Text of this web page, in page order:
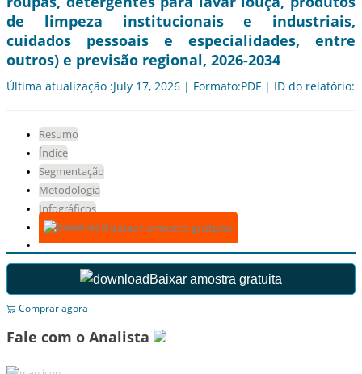
de limpeza institucionais e industriais,
cuidados pessoais e especialidades, entre
outros) e previsão regional, 2026-2034
Última atualização :July 17, 2026 | Formato:PDF | ID do relatório:
Resumo
Índice
Segmentação
Metodologia
Infográficos
Baixar amostra gratuita
Baixar amostra gratuita
Comprar agora
Fale com o Analista